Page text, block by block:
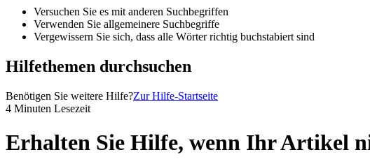
Versuchen Sie es mit anderen Suchbegriffen
Verwenden Sie allgemeinere Suchbegriffe
Vergewissern Sie sich, dass alle Wörter richtig buchstabiert sind
Hilfethemen durchsuchen
Benötigen Sie weitere Hilfe?Zur Hilfe-Startseite
4 Minuten Lesezeit
Erhalten Sie Hilfe, wenn Ihr Artikel